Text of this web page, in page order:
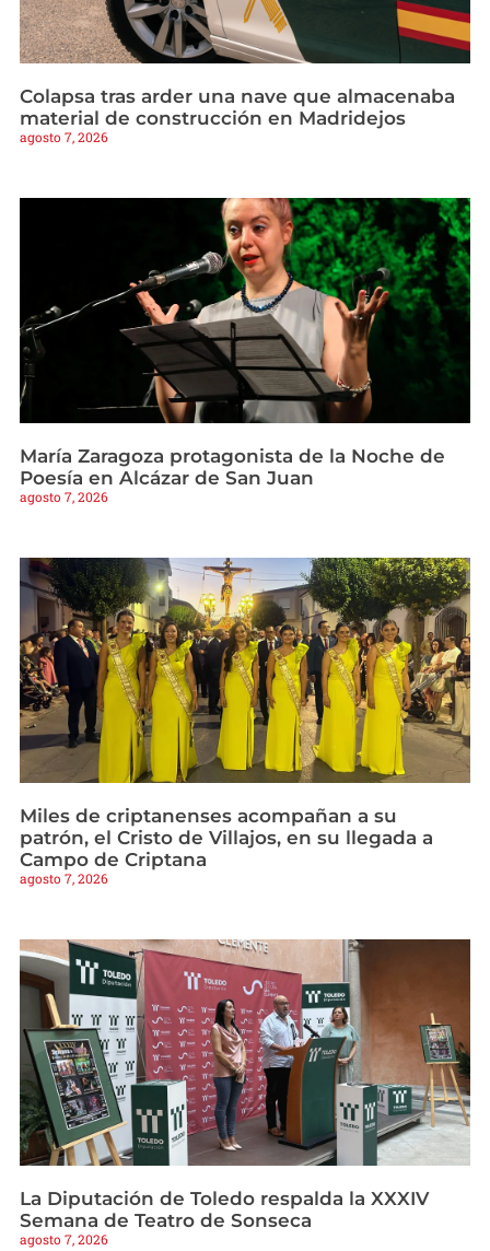
Colapsa tras arder una nave que almacenaba
material de construcción en Madridejos
agosto 7, 2026
María Zaragoza protagonista de la Noche de
Poesía en Alcázar de San Juan
agosto 7, 2026
Miles de criptanenses acompañan a su
patrón, el Cristo de Villajos, en su llegada a
Campo de Criptana
agosto 7, 2026
La Diputación de Toledo respalda la XXXIV
Semana de Teatro de Sonseca
agosto 7, 2026